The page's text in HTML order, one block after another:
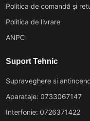
Politica de comandă și
Politica de livrare
ANPC
Suport Tehnic
Supraveghere si
Aparataje: 0733067147
Interfonie: 0726371422